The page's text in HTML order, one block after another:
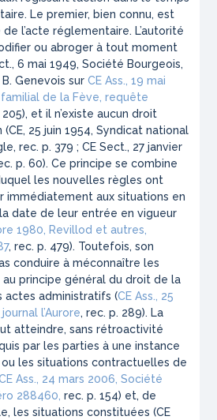
Le premier, bien connu, est
l’acte réglementaire. L’autorité
ou abroger à tout moment
6 mai 1949, Société Bourgeois,
Genevois surCE Ass., 19 mai
de la Fève, requête
205), et il n’existe aucun droit
25 juin 1954, Syndicat national
rec. p. 379 ; CE Sect., 27 janvier
p. 60). Ce principe se combine
les nouvelles règles ont
immédiatement aux situations en
date de leur entrée en vigueur
1980, Revillod et autres,
, rec. p. 479). Toutefois, son
conduire à méconnaître les
principe général du droit de la
administratifs (CE Ass., 25
l’Aurore, rec. p. 289). La
atteindre, sans rétroactivité
par les parties à une instance
les situations contractuelles de
Ass., 24 mars 2006, Société
288460, rec. p. 154) et, de
les situations constituées (CE